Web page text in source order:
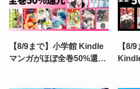
で
【8/9まで】小学館 Kindle
マンガがほぼ全巻50%還元
【8/